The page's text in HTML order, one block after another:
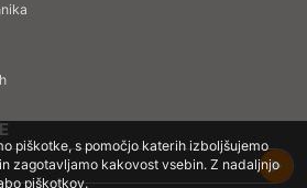
piškotke, s pomočjo katerih izboljšujemo
zagotavljamo kakovost vsebin. Z nadaljnjo
piškotkov.